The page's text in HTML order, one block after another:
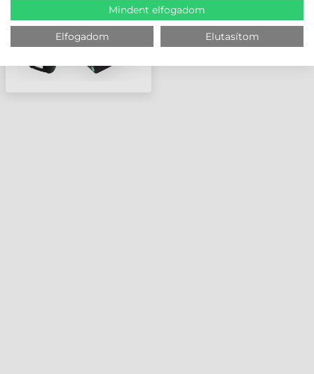
Mindent elfogadom
Elfogadom Elutasítom